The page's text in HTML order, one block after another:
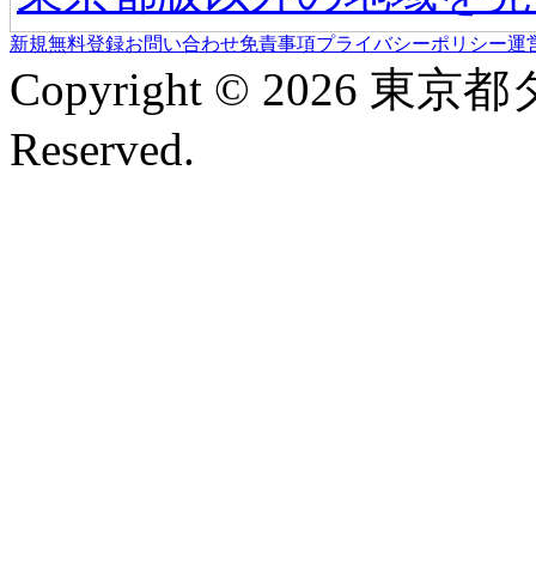
新規無料登録お問い合わせ免責事項プライバシーポリシー運
Copyright © 2026 東京
Reserved.